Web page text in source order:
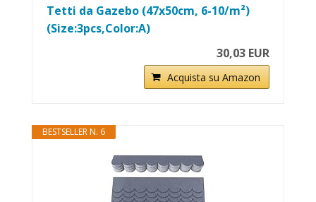
Tetti da Gazebo (47x50cm, 6-10/m²)
(Size:3pcs,Color:A)
30,03 EUR
Acquista su Amazon
BESTSELLER N. 6